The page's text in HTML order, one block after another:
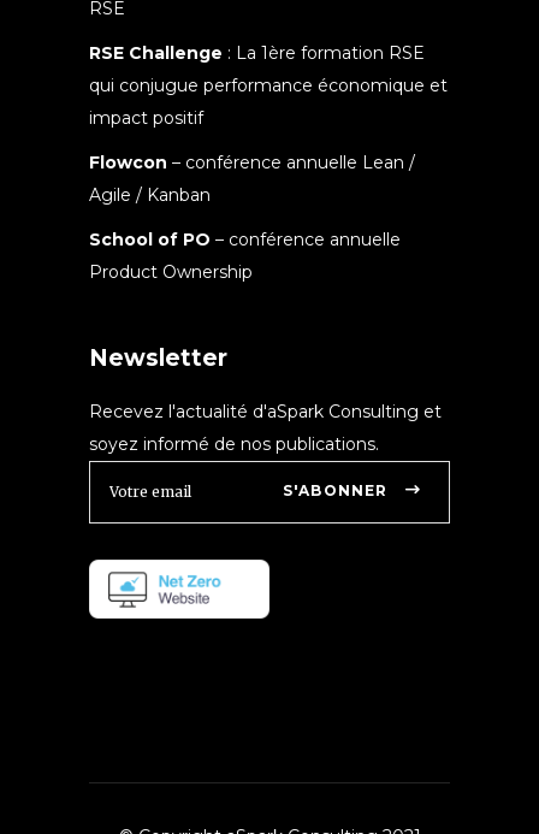
RSE
RSE Challenge : La 1ère formation RSE
qui conjugue performance économique et
impact positif
Flowcon – conférence annuelle Lean /
Agile / Kanban
School of PO – conférence annuelle
Product Ownership
Newsletter
Recevez l'actualité d'aSpark Consulting et
soyez informé de nos publications.
S'ABONNER